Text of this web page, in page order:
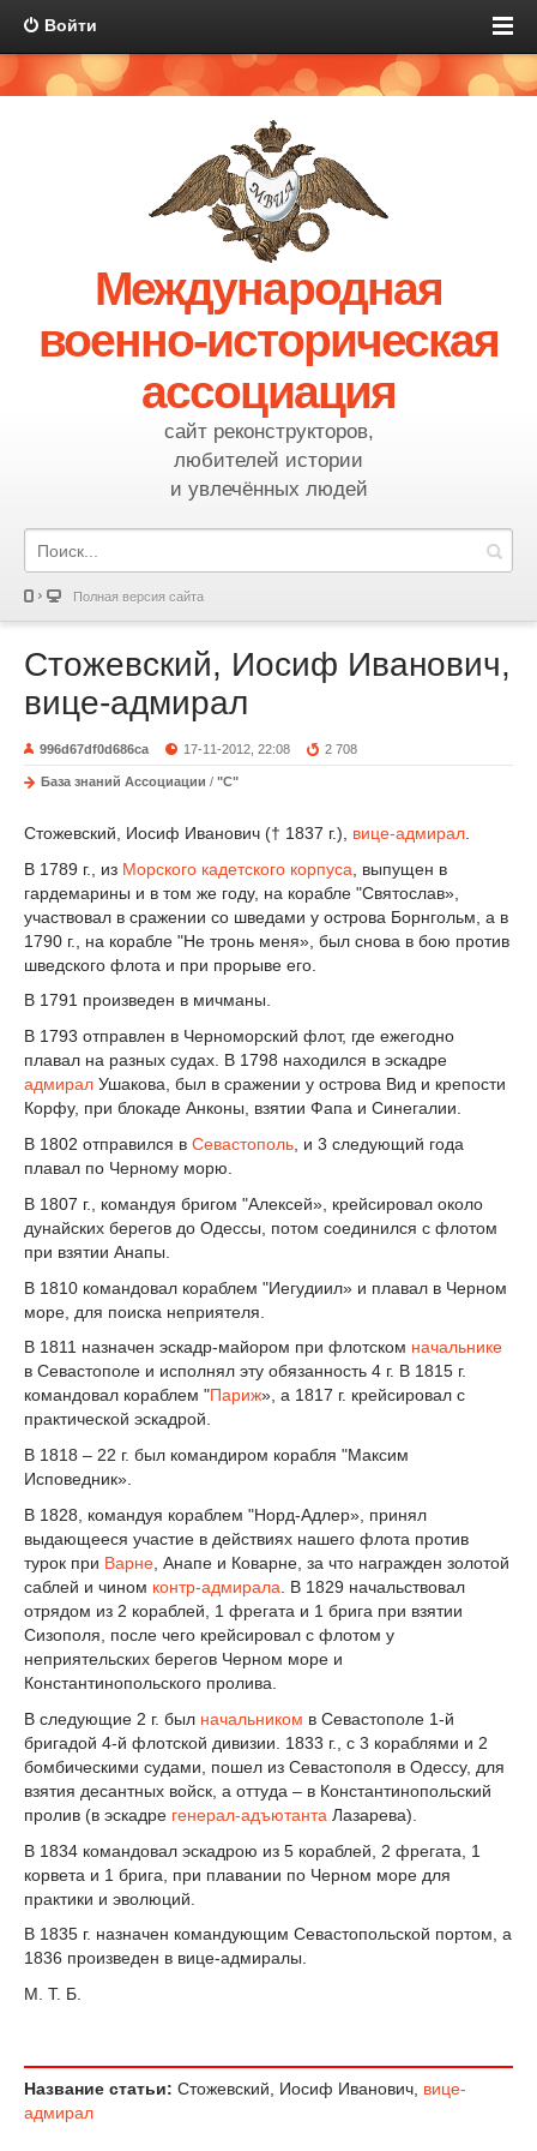
Войти
Международная
военно-историческая
ассоциация
сайт реконструкторов,
любителей истории
и увлечённых людей
Полная версия сайта
Стожевский, Иосиф Иванович,
вице-адмирал
996d67df0d686ca 17-11-2012, 22:08 2 708
База знаний Ассоциации / "С"
Стожевский, Иосиф Иванович († 1837 г.), вице-адмирал
В 1789 г., из Морского кадетского корпуса , выпущен в
гардемарины и в том же году, на корабле "Святослав»,
участвовал в сражении со шведами у острова Борнгольм, а в
1790 г., на корабле "Не тронь меня», был снова в бою против
шведского флота и при прорыве его.
В 1791 произведен в мичманы.
В 1793 отправлен в Черноморский флот, где ежегодно
плавал на разных судах. В 1798 находился в эскадре
адмирал Ушакова, был в сражении у острова Вид и крепости
Корфу, при блокаде Анконы, взятии Фапа и Синегалии.
В 1802 отправился в Севастополь , и 3 следующий года
плавал по Черному морю.
В 1807 г., командуя бригом "Алексей», крейсировал около
дунайских берегов до Одессы, потом соединился с флотом
при взятии Анапы.
В 1810 командовал кораблем "Иегудиил» и плавал в Черном
море, для поиска неприятеля.
В 1811 назначен эскадр-майором при флотском начальнике
в Севастополе и исполнял эту обязанность 4 г. В 1815 г.
командовал кораблем "Париж», а 1817 г. крейсировал с
практической эскадрой.
В 1818 – 22 г. был командиром корабля "Максим
Исповедник».
В 1828, командуя кораблем "Норд-Адлер», принял
выдающееся участие в действиях нашего флота против
турок при Варне , Анапе и Коварне, за что награжден золотой
саблей и чином контр-адмирала . В 1829 начальствовал
отрядом из 2 кораблей, 1 фрегата и 1 брига при взятии
Сизополя, после чего крейсировал с флотом у
неприятельских берегов Черном море и
Константинопольского пролива.
В следующие 2 г. был начальником в Севастополе 1-й
бригадой 4-й флотской дивизии. 1833 г., с 3 кораблями и 2
бомбическими судами, пошел из Севастополя в Одессу, для
взятия десантных войск, а оттуда – в Константинопольский
пролив (в эскадре генерал-адъютанта Лазарева).
В 1834 командовал эскадрою из 5 кораблей, 2 фрегата, 1
корвета и 1 брига, при плавании по Черном море для
практики и эволюций.
В 1835 г. назначен командующим Севастопольской портом, а
1836 произведен в вице-адмиралы.
М. Т. Б.
Название статьи: Стожевский, Иосиф Иванович, вице-
адмирал